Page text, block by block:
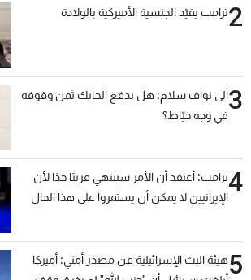
2ترامب يقيّد الجنسية الأميركية بالولادة
3الى نواف سلام: هل يدفع الحايك ثمن وقوفه
في وجه خيّاط؟
4ترامب: أعتقد أن الأمر سينتهي قريبًا جدًا لأن
الإيرانيين لا يمكن أن يستمروا على هذا الحال
5هيئة البث الإسرائيلية عن مصدر أمني: أميركا
عن MTV
الإنـتـاج
وظائف
شروط الإسـتخدام
سياسة الخصوصية